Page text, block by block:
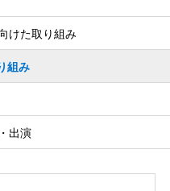
けた取り組み
組み
・出演